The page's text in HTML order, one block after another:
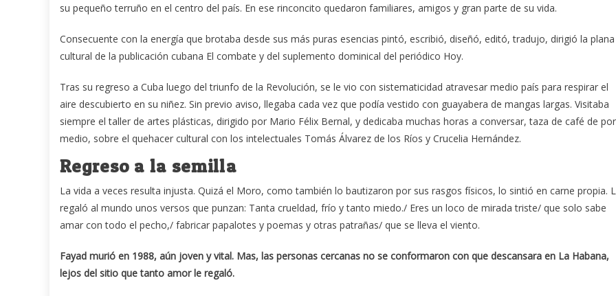
su pequeño terruño en el centro del país. En ese rinconcito quedaron familiares, amigos y gran parte de su vida.
Consecuente con la energía que brotaba desde sus más puras esencias pintó, escribió, diseñó, editó, tradujo, dirigió la plana
cultural de la publicación cubana El combate y del suplemento dominical del periódico Hoy.
Tras su regreso a Cuba luego del triunfo de la Revolución, se le vio con sistematicidad atravesar medio país para respirar el
aire descubierto en su niñez. Sin previo aviso, llegaba cada vez que podía vestido con guayabera de mangas largas. Visitaba
siempre el taller de artes plásticas, dirigido por Mario Félix Bernal, y dedicaba muchas horas a conversar, taza de café de por
medio, sobre el quehacer cultural con los intelectuales Tomás Álvarez de los Ríos y Crucelia Hernández.
Regreso a la semilla
La vida a veces resulta injusta. Quizá el Moro, como también lo bautizaron por sus rasgos físicos, lo sintió en carne propia.
regaló al mundo unos versos que punzan: Tanta crueldad, frío y tanto miedo./ Eres un loco de mirada triste/ que solo sabe
amar con todo el pecho,/ fabricar papalotes y poemas y otras patrañas/ que se lleva el viento.
Fayad murió en 1988, aún joven y vital. Mas, las personas cercanas no se conformaron con que descansara en La Habana,
lejos del sitio que tanto amor le regaló.